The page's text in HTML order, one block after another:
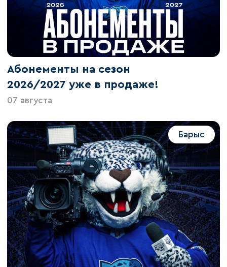
Абонементы на сезон
2026/2027 уже в продаже!
07 августа
Барыс